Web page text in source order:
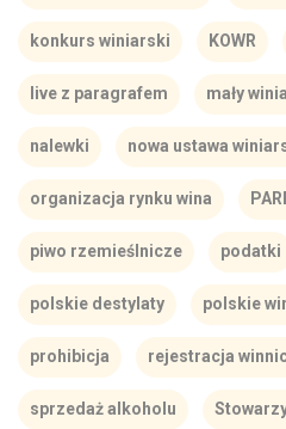
konkurs winiarski KOWR
live z paragrafem mały
nalewki nowa ustawa
organizacja rynku wina
piwo rzemieślnicze podatki
polskie destylaty polskie
prohibicja rejestracja
sprzedaż alkoholu